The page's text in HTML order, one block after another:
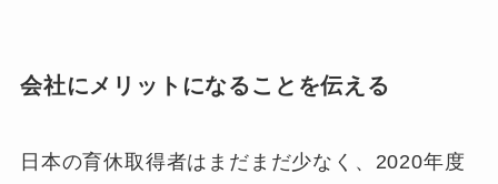
会社にメリットになることを伝える
日本の育休取得者はまだまだ少なく、2020年度